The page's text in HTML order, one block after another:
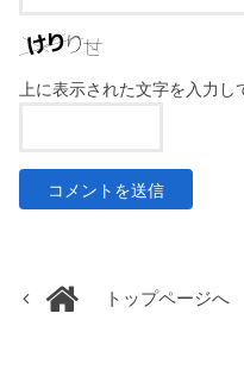
上に表示された文字を入力し
トップページへ